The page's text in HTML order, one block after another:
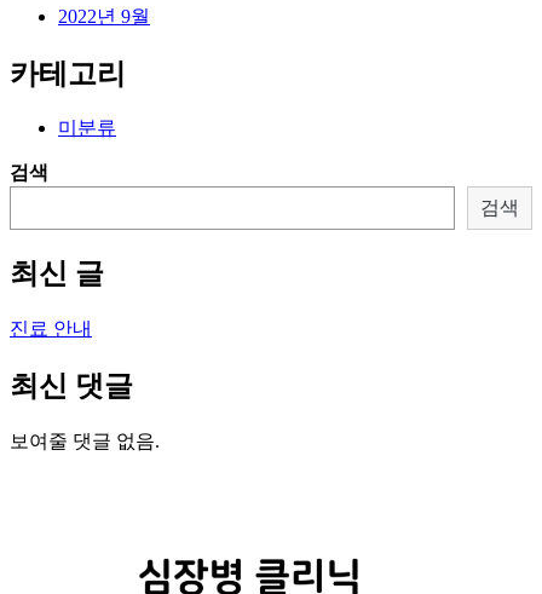
2022년 9월
카테고리
미분류
검색
검색
최신 글
진료 안내
최신 댓글
보여줄 댓글 없음.